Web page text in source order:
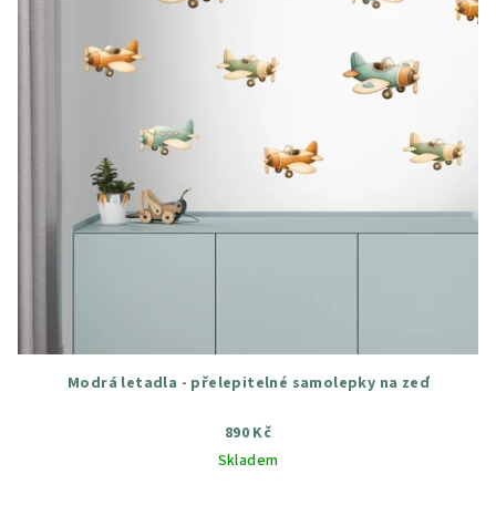
Modrá letadla - přelepitelné samolepky na zeď
890 Kč
Skladem